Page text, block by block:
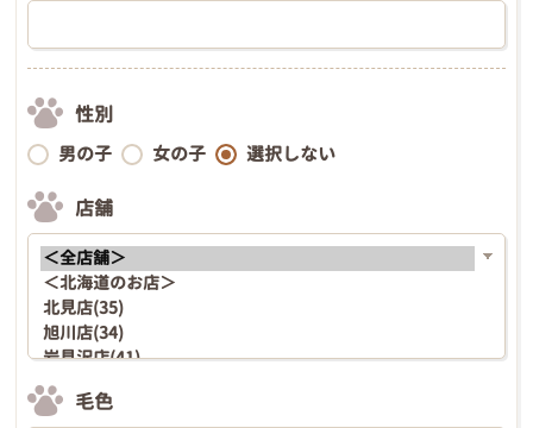
性別
男の子 女の子 選択しない
店舗
毛色